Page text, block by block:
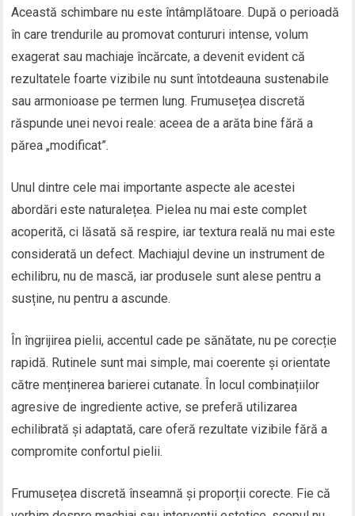
Această schimbare nu este întâmplătoare. După o perioadă
în care trendurile au promovat contururi intense, volum
exagerat sau machiaje încărcate, a devenit evident că
rezultatele foarte vizibile nu sunt întotdeauna sustenabile
sau armonioase pe termen lung. Frumusețea discretă
răspunde unei nevoi reale: aceea de a arăta bine fără a
părea „modificat”.
Unul dintre cele mai importante aspecte ale acestei
abordări este naturalețea. Pielea nu mai este complet
acoperită, ci lăsată să respire, iar textura reală nu mai este
considerată un defect. Machiajul devine un instrument de
echilibru, nu de mască, iar produsele sunt alese pentru a
susține, nu pentru a ascunde.
În îngrijirea pielii, accentul cade pe sănătate, nu pe corecție
rapidă. Rutinele sunt mai simple, mai coerente și orientate
către menținerea barierei cutanate. În locul combinațiilor
agresive de ingrediente active, se preferă utilizarea
echilibrată și adaptată, care oferă rezultate vizibile fără a
compromite confortul pielii.
Frumusețea discretă înseamnă și proporții corecte. Fie că